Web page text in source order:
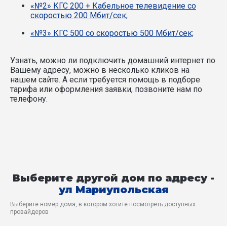
«№2» КГС 200 + Кабельное телевидение со
скоростью 200 Мбит/сек;
«№3» КГС 500 со скоростью 500 Мбит/сек;
Узнать, можно ли подключить домашний интернет по
Вашему адресу, можно в несколько кликов на
нашем сайте. А если требуется помощь в подборе
тарифа или оформления заявки, позвоните нам по
телефону.
Выберите другой дом по адресу -
ул Мариупольская
Выберите номер дома, в котором хотите посмотреть доступных
провайдеров